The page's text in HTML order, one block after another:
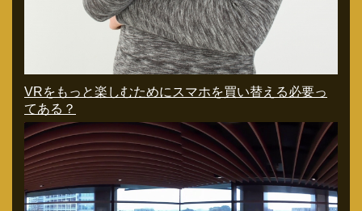
VRをもっと楽しむためにスマホを買い替える必要っ
てある？